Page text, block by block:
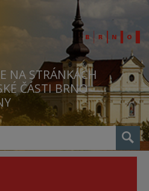
NA STRÁNKÁCH
ČÁSTI BRNO